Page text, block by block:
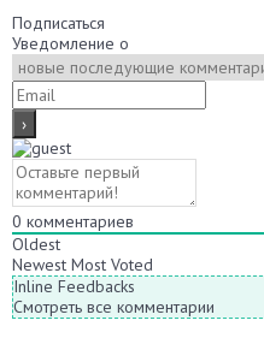
Подписаться
Уведомление о
0 комментариев
Oldest
Newest Most Voted
Inline Feedbacks
Смотреть все комментарии